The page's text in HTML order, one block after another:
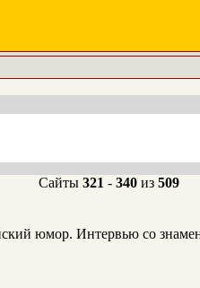
Сайты 321 - 340из 509
юмор. Интервью со